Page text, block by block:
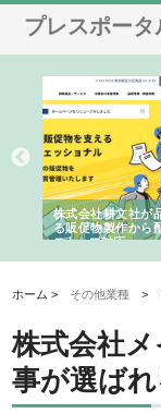
プレスポータ
株式会社耕文社が
る販促物製作から
ストップ対応
ホーム > その他業種 >
株式会社
事が選ば